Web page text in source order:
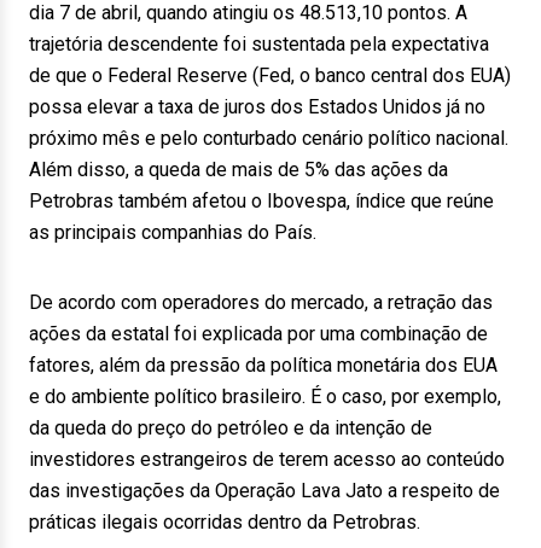
dia 7 de abril, quando atingiu os 48.513,10 pontos. A
trajetória descendente foi sustentada pela expectativa
de que o Federal Reserve (Fed, o banco central dos EUA)
possa elevar a taxa de juros dos Estados Unidos já no
próximo mês e pelo conturbado cenário político nacional.
Além disso, a queda de mais de 5% das ações da
Petrobras também afetou o Ibovespa, índice que reúne
as principais companhias do País.
De acordo com operadores do mercado, a retração das
ações da estatal foi explicada por uma combinação de
fatores, além da pressão da política monetária dos EUA
e do ambiente político brasileiro. É o caso, por exemplo,
da queda do preço do petróleo e da intenção de
investidores estrangeiros de terem acesso ao conteúdo
das investigações da Operação Lava Jato a respeito de
práticas ilegais ocorridas dentro da Petrobras.